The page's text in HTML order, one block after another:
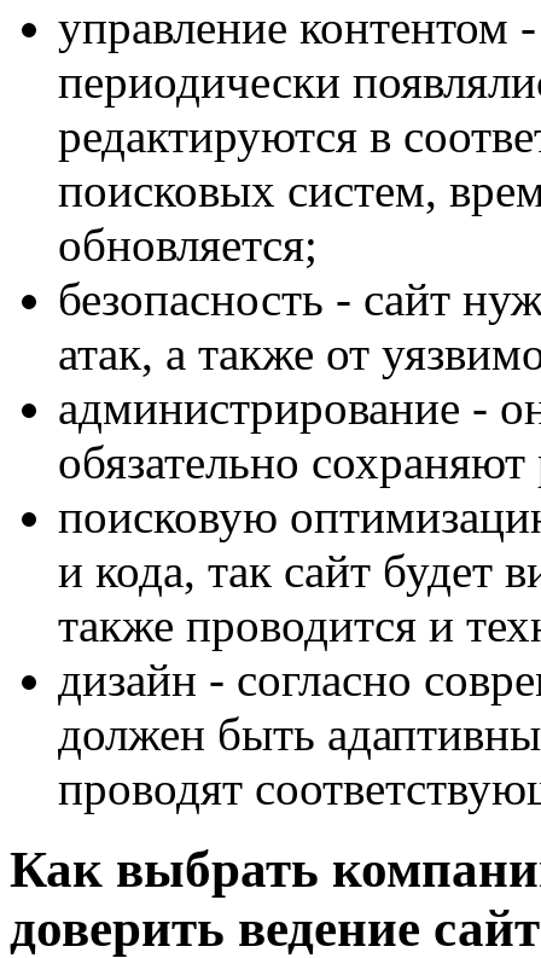
управление контентом
периодически
редактируются в
поисковых систем,
обновляется;
безопасность - сайт
атак, а также от
администрирование -
обязательно
поисковую
и кода, так сайт будет
также проводится и
дизайн - согласно
должен быть
проводят
Как выбрать
доверить ведение